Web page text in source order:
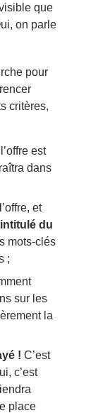
que
on parle
pour
critères,
est
dans
et
du
mots-clés
;
sur les
la
! C’est
c’est
place